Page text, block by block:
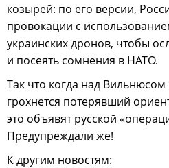
козырей: по его версии,
провокации с
украинских дронов, чтобы
и посеять сомнения в НАТО.
Так что когда над
грохнется потерявший
это объявят русской
Предупреждали же!
К другим новостям: